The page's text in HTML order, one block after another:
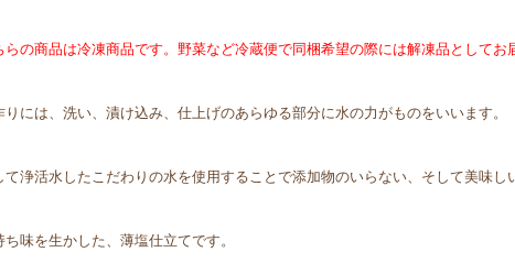
の商品は冷凍商品です。野菜など冷蔵便で同梱希望の際には解凍品としてお
りには、洗い、漬け込み、仕上げのあらゆる部分に水の力がものをいいます。
て浄活水したこだわりの水を使用することで添加物のいらない、そして美味し
ち味を生かした、薄塩仕立てです。